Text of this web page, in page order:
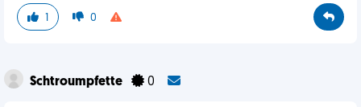
1 0
Schtroumpfette 0